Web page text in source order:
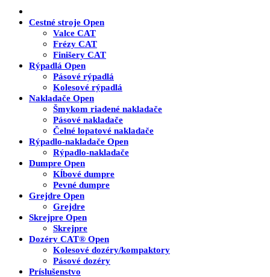
Cestné stroje Open
Valce CAT
Frézy CAT
Finišery CAT
Rýpadlá Open
Pásové rýpadlá
Kolesové rýpadlá
Nakladače Open
Šmykom riadené nakladače
Pásové nakladače
Čelné lopatové nakladače
Rýpadlo-nakladače Open
Rýpadlo-nakladače
Dumpre Open
Kĺbové dumpre
Pevné dumpre
Grejdre Open
Grejdre
Skrejpre Open
Skrejpre
Dozéry CAT® Open
Kolesové dozéry/kompaktory
Pásové dozéry
Príslušenstvo